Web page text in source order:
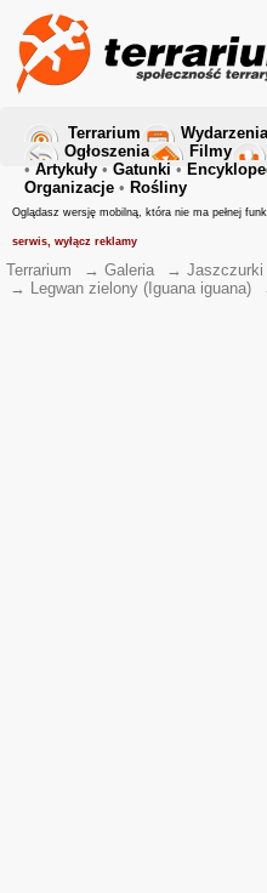
Terrarium Wydarzenia
Ogłoszenia
Filmy
• Artykuły • Gatunki •
Organizacje • Rośliny
Oglądasz wersję mobilną, która nie ma pełnej
serwis, wyłącz reklamy
Terrarium → Galeria → Jaszczurki
→ Legwan zielony (Iguana iguana)